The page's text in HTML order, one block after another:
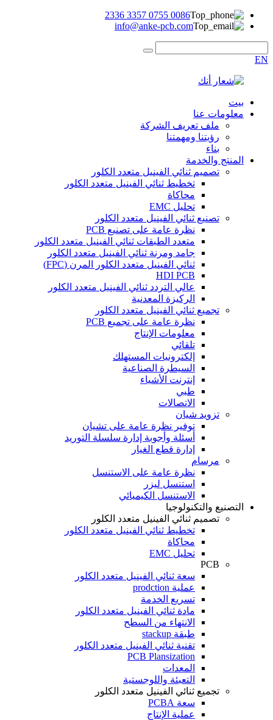
0086 0755 3357 2336
info@anke-pcb.com
EN
بيت
معلومات عنا
ملف تعريف الشركة
رؤيتنا ومهمتنا
بناء
المنتج والخدمة
تصميم ثنائي الفينيل متعدد الكلور
تخطيط ثنائي الفينيل متعدد الكلور
محاكاة
تحليل EMC
تصنيع ثنائي الفينيل متعدد الكلور
نظرة عامة على تصنيع PCB
متعدد الطبقات ثنائي الفينيل متعدد الكلور
جامد ومرنة ثنائي الفينيل متعدد الكلور
ثنائي الفينيل متعدد الكلور المرن (FPC)
HDI PCB
عالي التردد ثنائي الفينيل متعدد الكلور
الركيزة المعدنية
تجميع ثنائي الفينيل متعدد الكلور
نظرة عامة على تجميع PCB
معلومات الإنتاج
تلقائي
إلكترونيات المستهلك
السيطرة الصناعية
إنترنت الأشياء
طبي
الاتصالات
تزويد شيان
توفير نظرة عامة على تشيان
أسئلة وأجوبة إدارة سلسلة التوريد
إدارة قطع الغيار
مرسام
نظرة عامة على الاستنسل
استنسل ليزر
الاستنسل الكيميائي
التصنيع والتكنولوجيا
تصميم ثنائي الفينيل متعدد الكلور
تخطيط ثنائي الفينيل متعدد الكلور
محاكاة
تحليل EMC
PCB
سعة ثنائي الفينيل متعدد الكلور
عملية prodction
تسريع الخدمة
مادة ثنائي الفينيل متعدد الكلور
الانتهاء من السطح
طبقة stackup
تقنية ثنائي الفينيل متعدد الكلور
PCB Plansization
المعدات
التعبئة واللوجستية
تجميع ثنائي الفينيل متعدد الكلور
سعة PCBA
عملية الإنتاج